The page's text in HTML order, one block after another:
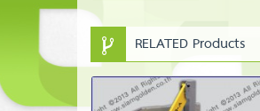
RELATED Products